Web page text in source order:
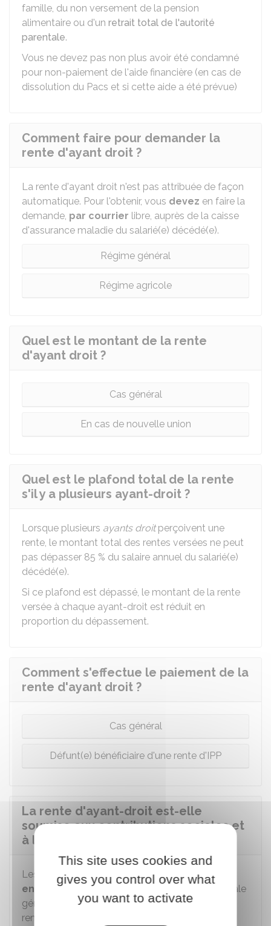
famille, du non versement de la pension
alimentaire ou d'un retrait total de l'autorité
parentale.
Vous ne devez pas non plus avoir été condamné
pour non-paiement de l'aide financière (en cas de
dissolution du Pacs et si cette aide a été prévue)
Comment faire pour demander la
rente d'ayant droit ?
La rente d'ayant droit n'est pas attribuée de façon
automatique. Pour l'obtenir, vous devez en faire la
demande, par courrier libre, auprès de la caisse
d'assurance maladie du salarié(e) décédé(e).
Régime général
Régime agricole
Quel est le montant de la rente
d'ayant droit ?
Cas général
En cas de nouvelle union
Quel est le plafond total de la rente
s'il y a plusieurs ayant-droit ?
Lorsque plusieurs ayants droitperçoivent une
rente, le montant total des rentes versées ne peut
pas dépasser 85 % du salaire annuel du salarié(e)
décédé(e).
Si ce plafond est dépassé, le montant de la rente
versée à chaque ayant-droit est réduit en
proportion du dépassement.
Comment s'effectue le paiement de la
rente d'ayant droit ?
Cas général
Défunt(e) bénéficiaire d'une rente d'IPP
La rente d'ayant-droit est-elle
soumise aux contributions sociales et
à l'impôt sur le revenu ?
Les sommes perçues pour la rente sont
entièrement exonérées
de contribution sociale
généralisée (CSG) et de contribution au
remboursement de la dette sociale (CRDS).
This site uses cookies and
gives you control over what
you want to activate